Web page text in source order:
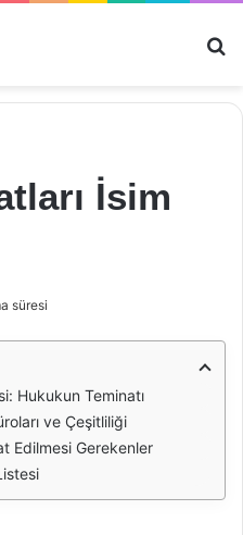
İsim
süresi
Hukukun Teminatı
ve Çeşitliliği
Edilmesi Gerekenler